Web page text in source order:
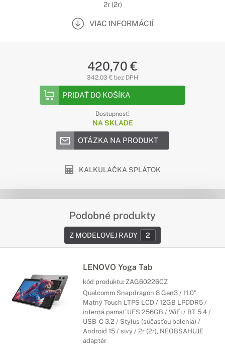
2r (2r)
VIAC INFORMÁCIÍ
420,70 €
342,03 € bez DPH
PRIDAŤ DO KOŠÍKA
Dostupnosť:
NA SKLADE
OTÁZKA NA PRODUKT
KALKULAČKA SPLÁTOK
Podobné produkty
Z MODELOVEJ RADY 2
LENOVO Yoga Tab
kód produktu: ZAG60226CZ
Qualcomm Snapdragon 8 Gen3 / 11,0"
Matný Touch LTPS LCD / 12GB LPDDR5 /
interná pamäť UFS 256GB / WiFi / BT 5.4 /
USB-C 3.2 / Stylus (súčasťou balenia) /
Android 15 / sivý / 2r (2r), NEOBSAHUJE
adaptér